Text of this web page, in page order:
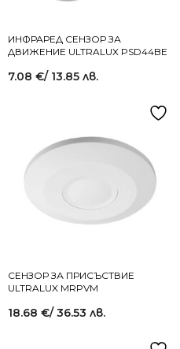
ИНФРАРЕД СЕНЗОР ЗА
ДВИЖЕНИЕ ULTRALUX PSD44BE
7.08 €/ 13.85 лв.
СЕНЗОР ЗА ПРИСЪСТВИЕ
ULTRALUX MRPVM
18.68 €/ 36.53 лв.